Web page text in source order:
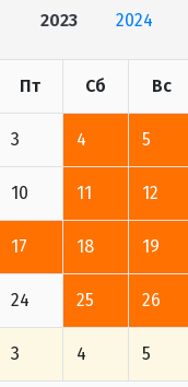
2023 2024
Пт Сб Вс
3 4 5
10 11 12
17 18 19
24 25 26
3 4 5